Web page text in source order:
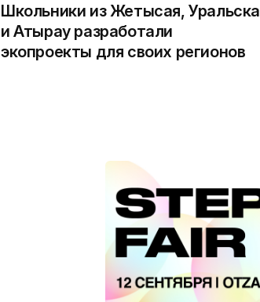
Школьники из Жетысая, Уральска
и Атырау разработали
экопроекты для своих регионов